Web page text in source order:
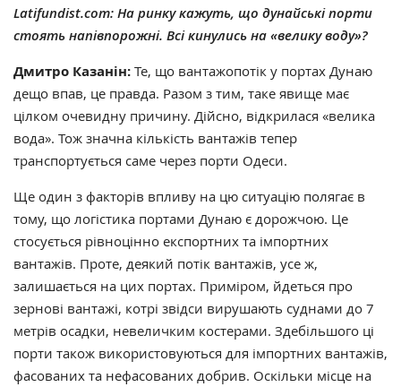
Latifundist.com:На ринку кажуть, що дунайські порти
стоять напівпорожні. Всі кинулись на «велику воду»?
Дмитро Казанін: Те, що вантажопотік у портах Дунаю
дещо впав, це правда. Разом з тим, таке явище має
цілком очевидну причину. Дійсно, відкрилася «велика
вода». Тож значна кількість вантажів тепер
транспортується саме через порти Одеси.
Ще один з факторів впливу на цю ситуацію полягає в
тому, що логістика портами Дунаю є дорожчою. Це
стосується рівноцінно експортних та імпортних
вантажів. Проте, деякий потік вантажів, усе ж,
залишається на цих портах. Приміром, йдеться про
зернові вантажі, котрі звідси вирушають суднами до 7
метрів осадки, невеличким костерами. Здебільшого ці
порти також використовуються для імпортних вантажів,
фасованих та нефасованих добрив. Оскільки місце на